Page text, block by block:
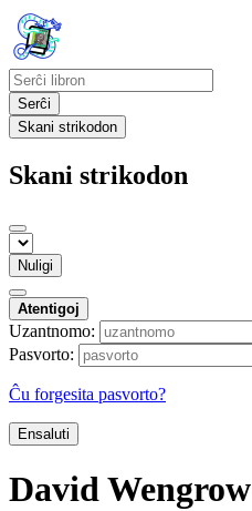
Serĉi
Skani strikodon
Skani strikodon
Nuligi
Atentigoj
Uzantnomo:
Pasvorto:
Ĉu forgesita pasvorto?
Ensaluti
David Wengrow